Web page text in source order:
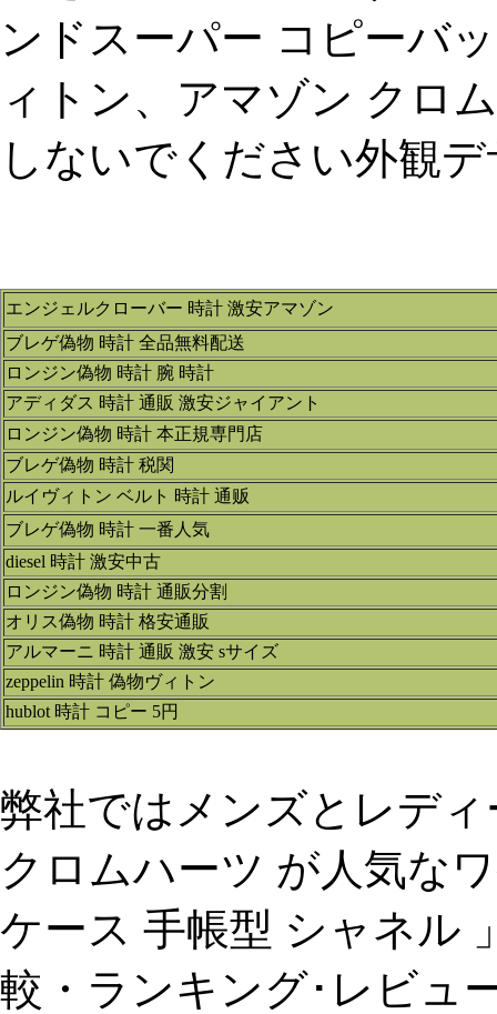
ンドスーパー コピーバ
ィトン、アマゾン クロ
しないでください外観
エンジェルクローバー 時計 激安アマゾン
ブレゲ偽物 時計 全品無料配送
ロンジン偽物 時計 腕 時計
アディダス 時計 通販 激安ジャイアント
ロンジン偽物 時計 本正規専門店
ブレゲ偽物 時計 税関
ルイヴィトン ベルト 時計 通贩
ブレゲ偽物 時計 一番人気
diesel 時計 激安中古
ロンジン偽物 時計 通販分割
オリス偽物 時計 格安通販
アルマーニ 時計 通販 激安 sサイズ
zeppelin 時計 偽物ヴィトン
hublot 時計 コピー 5円
弊社ではメンズとレデ
クロムハーツ が人気な
ケース 手帳型 シャネル
較・ランキング･レビュ